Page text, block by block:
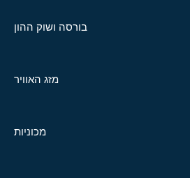
בורסה ושוק ההון
מזג האוויר
מכוניות